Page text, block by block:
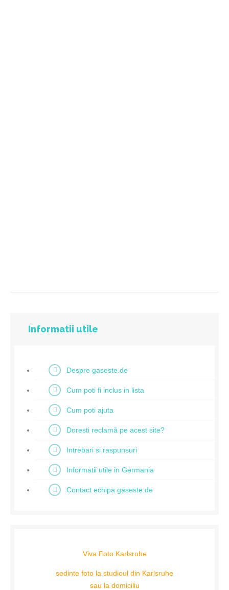
Informatii utile
Despre gaseste.de
Cum poti fi inclus in lista
Cum poti ajuta
Doresti reclamă pe acest site?
Intrebari si raspunsuri
Informatii utile in Germania
Contact echipa gaseste.de
Viva Foto Karlsruhe
sedinte foto la studioul din Karlsruhe
sau la domiciliu